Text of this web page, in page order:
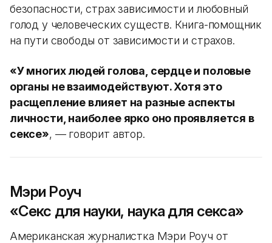
безопасности, страх зависимости и любовный
голод у человеческих существ. Книга-помощник
на пути свободы от зависимости и страхов.
«У многих людей голова, сердце и половые
органы не взаимодействуют. Хотя это
расщепление влияет на разные аспекты
личности, наиболее ярко оно проявляется в
сексе», — говорит автор.
Мэри Роуч
«Секс для науки, наука для секса»
Американская журналистка Мэри Роуч от